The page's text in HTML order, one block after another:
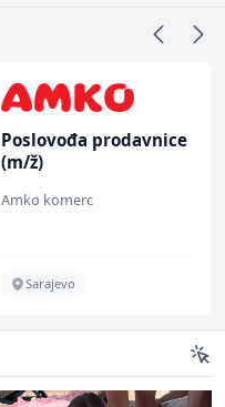
Poslovođa prodavnice
(m/ž)
Amko komerc
Sarajevo